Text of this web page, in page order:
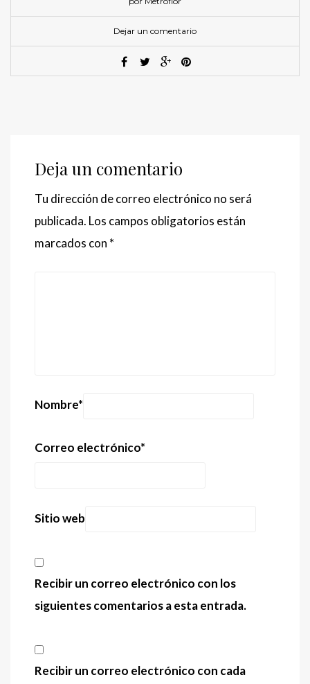
Dejar un comentario
Deja un comentario
Tu dirección de correo electrónico no será
publicada. Los campos obligatorios están
marcados con *
Nombre*
Correo electrónico*
Sitio web
Recibir un correo electrónico con los
siguientes comentarios a esta entrada.
Recibir un correo electrónico con cada